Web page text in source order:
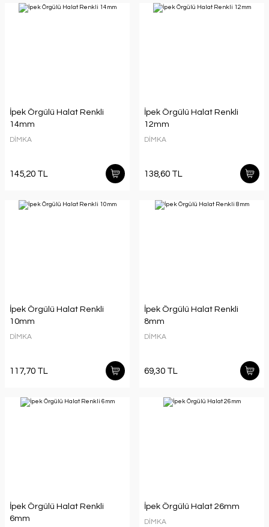
İpek Örgülü Halat Renkli
14mm
DİMKA
145,20 TL
İpek Örgülü Halat Renkli
12mm
DİMKA
138,60 TL
İpek Örgülü Halat Renkli
10mm
DİMKA
117,70 TL
İpek Örgülü Halat Renkli
8mm
DİMKA
69,30 TL
İpek Örgülü Halat Renkli
6mm
İpek Örgülü Halat 26mm
DİMKA